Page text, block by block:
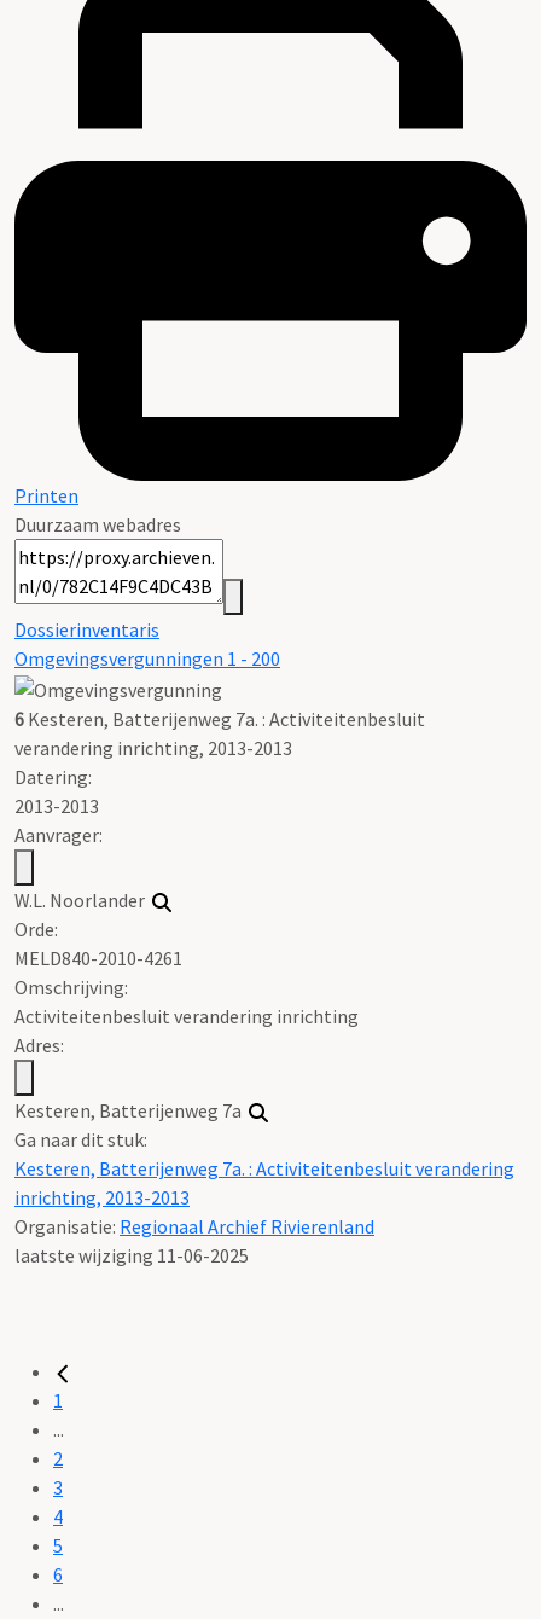
Printen
Duurzaam webadres
Dossierinventaris
Omgevingsvergunningen 1 - 200
6 Kesteren, Batterijenweg 7a. : Activiteitenbesluit
verandering inrichting, 2013-2013
Datering:
2013-2013
Aanvrager:
W.L. Noorlander
Orde:
MELD840-2010-4261
Omschrijving:
Activiteitenbesluit verandering inrichting
Adres:
Kesteren, Batterijenweg 7a
Ga naar dit stuk:
Kesteren, Batterijenweg 7a. : Activiteitenbesluit verandering
inrichting, 2013-2013
Organisatie: Regionaal Archief Rivierenland
laatste wijziging 11-06-2025
1
...
2
3
4
5
6
...